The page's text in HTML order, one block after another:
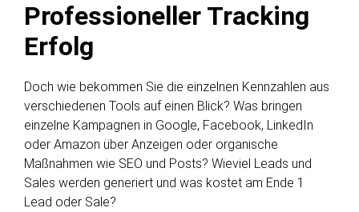
Professioneller Tracking
Erfolg
Doch wie bekommen Sie die einzelnen Kennzahlen aus
verschiedenen Tools auf einen Blick? Was bringen
einzelne Kampagnen in Google, Facebook, LinkedIn
oder Amazon über Anzeigen oder organische
Maßnahmen wie SEO und Posts? Wieviel Leads und
Sales werden generiert und was kostet am Ende 1
Lead oder Sale?